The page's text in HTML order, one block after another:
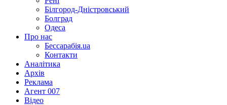
Білгород-Дністровський
Болград
Одеса
Про нас
Бессарабія.ua
Контакти
Аналітика
Архів
Реклама
Агент 007
Відео